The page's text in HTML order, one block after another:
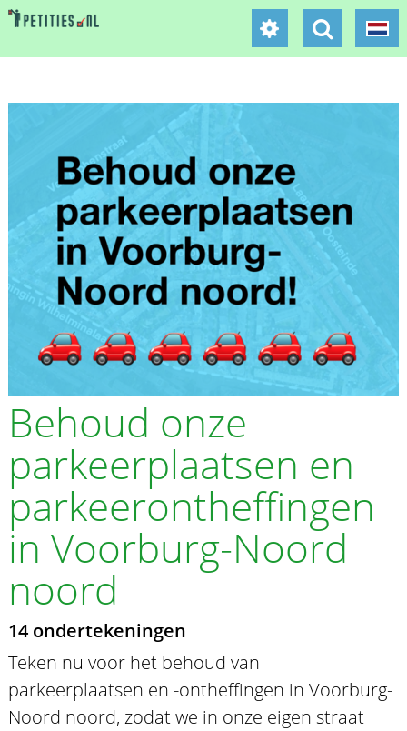
Behoud onze
parkeerplaatsen en
parkeerontheffingen
in Voorburg-Noord
noord
14 ondertekeningen
Teken nu voor het behoud van
parkeerplaatsen en -ontheffingen in Voorburg-
Noord noord, zodat we in onze eigen straat